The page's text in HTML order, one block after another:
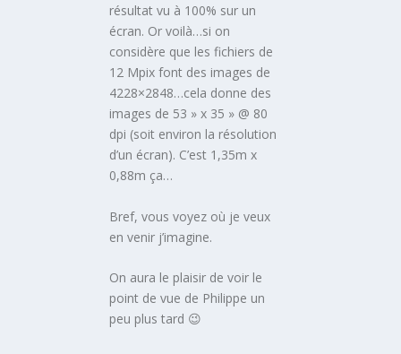
résultat vu à 100% sur un
écran. Or voilà…si on
considère que les fichiers de
12 Mpix font des images de
4228×2848…cela donne des
images de 53 » x 35 » @ 80
dpi (soit environ la résolution
d’un écran). C’est 1,35m x
0,88m ça…
Bref, vous voyez où je veux
en venir j’imagine.
On aura le plaisir de voir le
point de vue de Philippe un
peu plus tard 😉